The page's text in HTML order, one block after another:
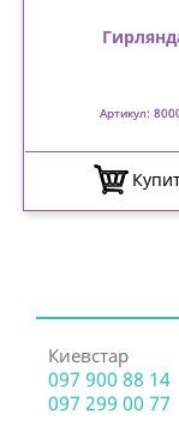
Артикул:
Киевстар
097 900 88 14
097 299 00 77